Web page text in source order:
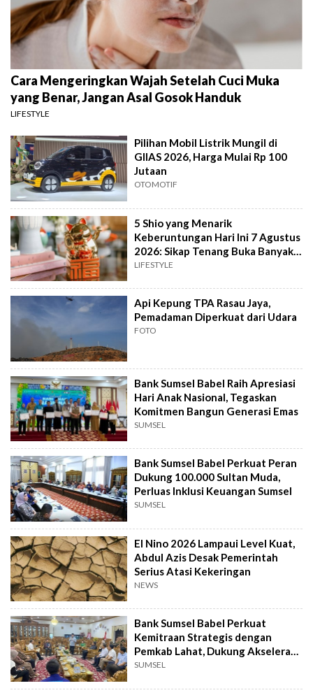
Cara Mengeringkan Wajah Setelah Cuci Muka
yang Benar, Jangan Asal Gosok Handuk
LIFESTYLE
Pilihan Mobil Listrik Mungil di
GIIAS 2026, Harga Mulai Rp 100
Jutaan
OTOMOTIF
5 Shio yang Menarik
Keberuntungan Hari Ini 7 Agustus
2026: Sikap Tenang Buka Banyak
Peluang
LIFESTYLE
Api Kepung TPA Rasau Jaya,
Pemadaman Diperkuat dari Udara
FOTO
Bank Sumsel Babel Raih Apresiasi
Hari Anak Nasional, Tegaskan
Komitmen Bangun Generasi Emas
SUMSEL
Bank Sumsel Babel Perkuat Peran
Dukung 100.000 Sultan Muda,
Perluas Inklusi Keuangan Sumsel
SUMSEL
El Nino 2026 Lampaui Level Kuat,
Abdul Azis Desak Pemerintah
Serius Atasi Kekeringan
NEWS
Bank Sumsel Babel Perkuat
Kemitraan Strategis dengan
Pemkab Lahat, Dukung Akselerasi
Ekonomi Daerah
SUMSEL